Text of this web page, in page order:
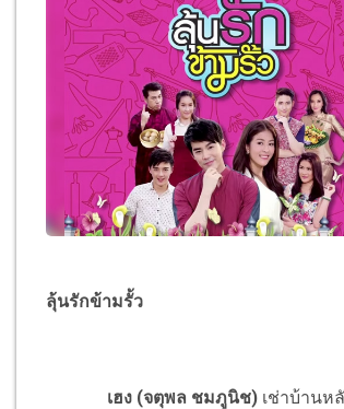
ลุ้นรักข้ามรั้ว
เฮง (จตุพล ชมภูนิช) เช่าบ้านห